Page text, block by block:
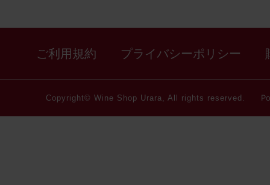
ご利用規約 プライバシーポリシー
Copyright© Wine Shop Urara, All rights reserved.